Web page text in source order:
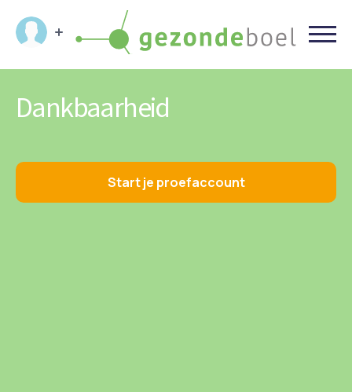
Dankbaarheid
Start je proefaccount